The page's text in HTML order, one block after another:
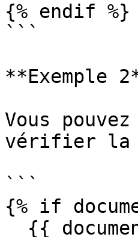
{% endif %}
```
**Exemple
Vous
vérifier la
```
{% if